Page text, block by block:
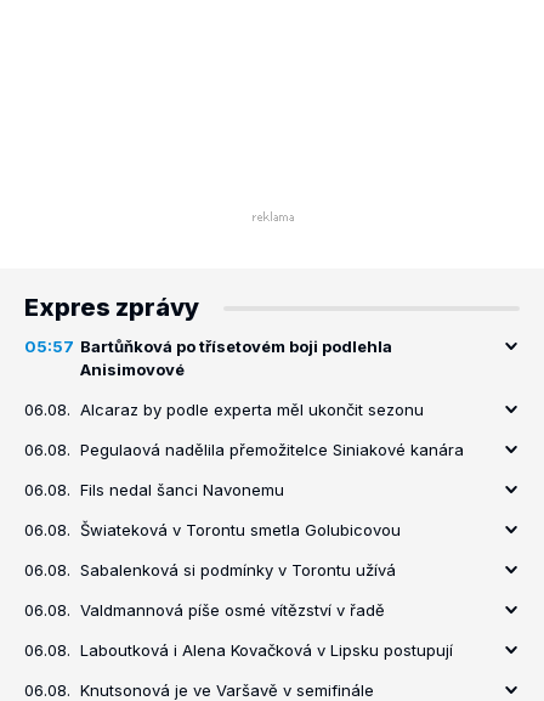
Expres zprávy
05:57 Bartůňková po třísetovém boji podlehla
Anisimovové
06.08. Alcaraz by podle experta měl ukončit sezonu
06.08. Pegulaová nadělila přemožitelce Siniakové kanára
06.08. Fils nedal šanci Navonemu
06.08. Šwiateková v Torontu smetla Golubicovou
06.08. Sabalenková si podmínky v Torontu užívá
06.08. Valdmannová píše osmé vítězství v řadě
06.08. Laboutková i Alena Kovačková v Lipsku postupují
06.08. Knutsonová je ve Varšavě v semifinále